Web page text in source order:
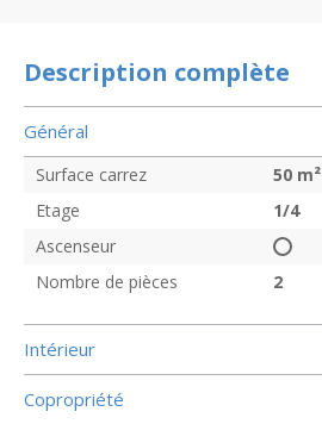
Description complète
Général
Surface carrez 50 m²
Etage
1/4
Ascenseur
Nombre de pièces
2
Intérieur
Copropriété